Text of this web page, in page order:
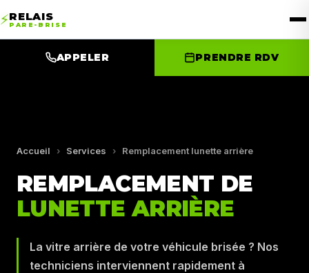
⚡RELAIS
PARE-BRISE
APPELER PRENDRE RDV
Accueil › Services › Remplacement lunette arrière
REMPLACEMENT DE
LUNETTE ARRIÈRE
La vitre arrière de votre véhicule brisée ? Nos
techniciens interviennent rapidement à